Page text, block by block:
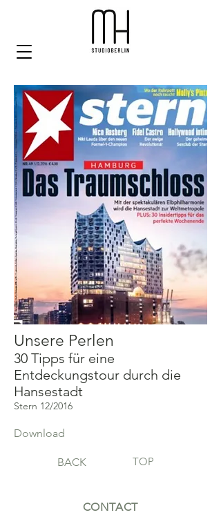
Unsere Perlen
30 Tipps für eine
Entdeckungstour durch die
Hansestadt
Stern 12/2016
Download
BACK TOP
CONTACT